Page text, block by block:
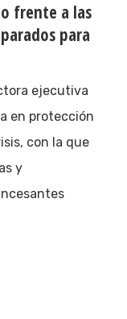
frente a las
para
ejecutiva
en protección
con la que
y